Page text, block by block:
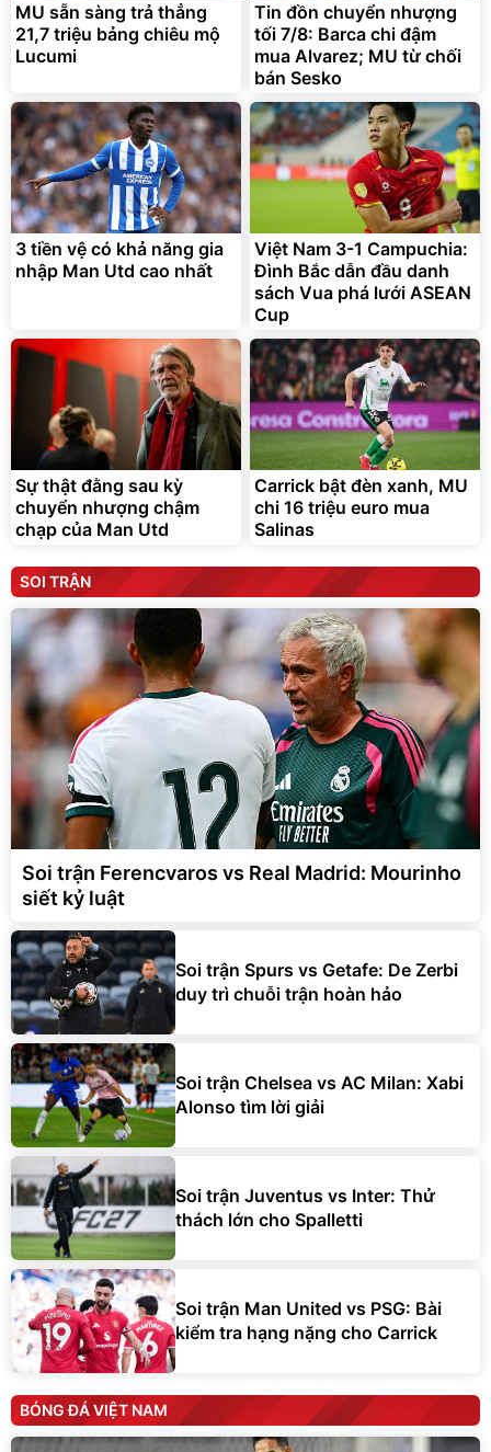
MU sẵn sàng trả thẳng
21,7 triệu bảng chiêu mộ
Lucumi
Tin đồn chuyển nhượng
tối 7/8: Barca chi đậm
mua Alvarez; MU từ chối
bán Sesko
3 tiền vệ có khả năng gia
nhập Man Utd cao nhất
Việt Nam 3-1 Campuchia:
Đình Bắc dẫn đầu danh
sách Vua phá lưới ASEAN
Cup
Sự thật đằng sau kỳ
chuyển nhượng chậm
chạp của Man Utd
Carrick bật đèn xanh, MU
chi 16 triệu euro mua
Salinas
SOI TRẬN
Soi trận Ferencvaros vs Real Madrid: Mourinho
siết kỷ luật
Soi trận Spurs vs Getafe: De Zerbi
duy trì chuỗi trận hoàn hảo
Soi trận Chelsea vs AC Milan: Xabi
Alonso tìm lời giải
Soi trận Juventus vs Inter: Thử
thách lớn cho Spalletti
Soi trận Man United vs PSG: Bài
kiểm tra hạng nặng cho Carrick
BÓNG ĐÁ VIỆT NAM